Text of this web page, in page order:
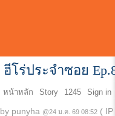
ฮีโร่ประจำซอย
หน้าหลัก Story 1245 Sign in
by punyha @24 ม.ค. 69 08:52 (